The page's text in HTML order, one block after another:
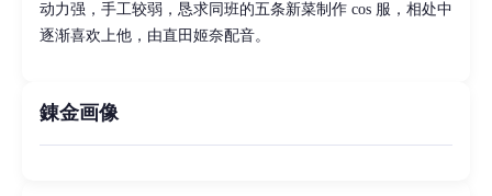
动力强，手工较弱，恳求同班的五条新菜制作 cos 服，相处中
逐渐喜欢上他，由直田姬奈配音。
錬金画像